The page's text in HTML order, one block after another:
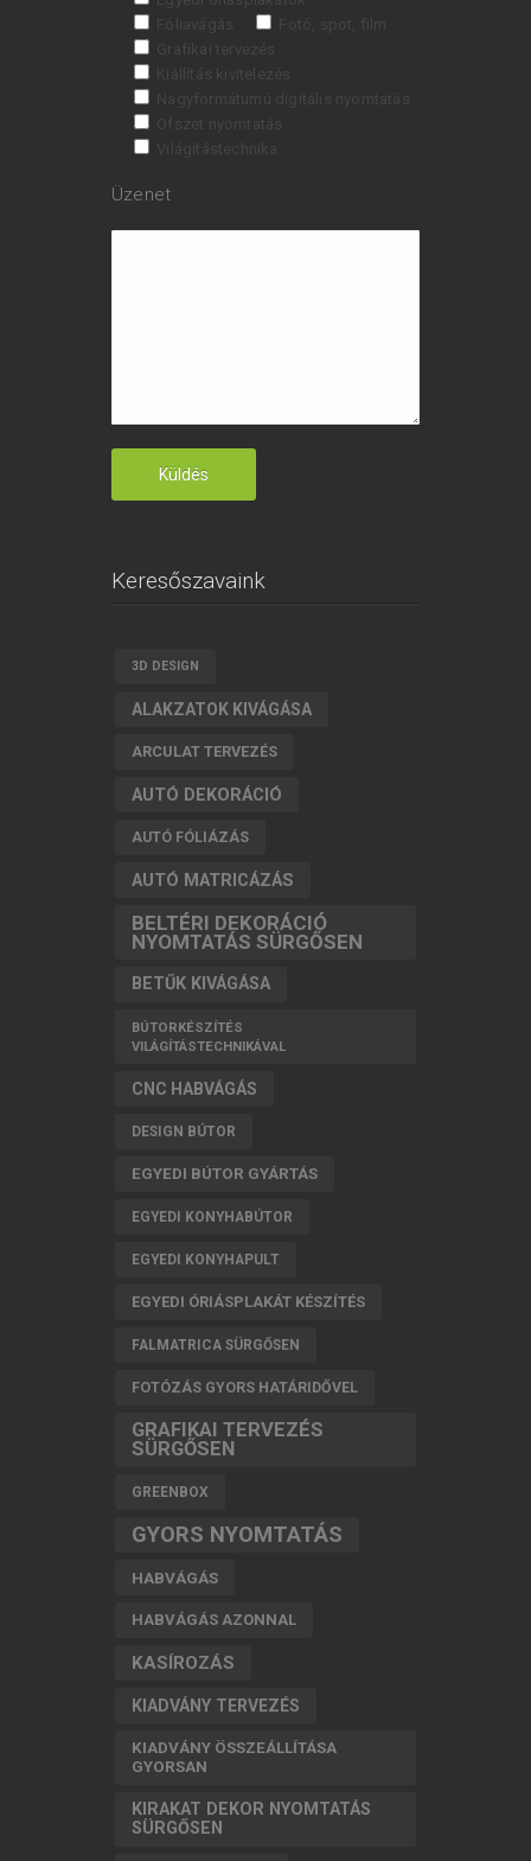
Fotó, spot, film
Grafikai tervezés
Kiállítás kivitelezés
Nagyformátumú digitális nyomtatás
Ofszet nyomtatás
Világítástechnika
Üzenet
Keresőszavaink
3D DESIGN
ALAKZATOK KIVÁGÁSA
ARCULAT TERVEZÉS
AUTÓ DEKORÁCIÓ
AUTÓ FÓLIÁZÁS
AUTÓ MATRICÁZÁS
BELTÉRI DEKORÁCIÓ
NYOMTATÁS SÜRGŐSEN
BETŰK KIVÁGÁSA
BÚTORKÉSZÍTÉS
VILÁGÍTÁSTECHNIKÁVAL
CNC HABVÁGÁS
DESIGN BÚTOR
EGYEDI BÚTOR GYÁRTÁS
EGYEDI KONYHABÚTOR
EGYEDI KONYHAPULT
EGYEDI ÓRIÁSPLAKÁT KÉSZÍTÉS
FALMATRICA SÜRGŐSEN
FOTÓZÁS GYORS HATÁRIDŐVEL
GRAFIKAI TERVEZÉS
SÜRGŐSEN
GREENBOX
GYORS NYOMTATÁS
HABVÁGÁS
HABVÁGÁS AZONNAL
KASÍROZÁS
KIADVÁNY TERVEZÉS
KIADVÁNY ÖSSZEÁLLÍTÁSA
GYORSAN
KIRAKAT DEKOR NYOMTATÁS
SÜRGŐSEN